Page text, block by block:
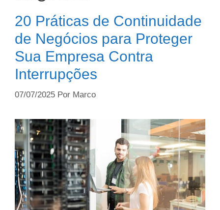
20 Práticas de Continuidade
de Negócios para Proteger
Sua Empresa Contra
Interrupções
07/07/2025 Por Marco